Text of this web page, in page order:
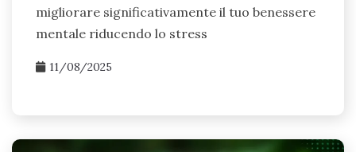
migliorare significativamente il tuo benessere
mentale riducendo lo stress
11/08/2025